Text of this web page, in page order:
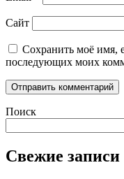
Сайт
Сохранить моё имя,
последующих моих
Поиск
Свежие записи